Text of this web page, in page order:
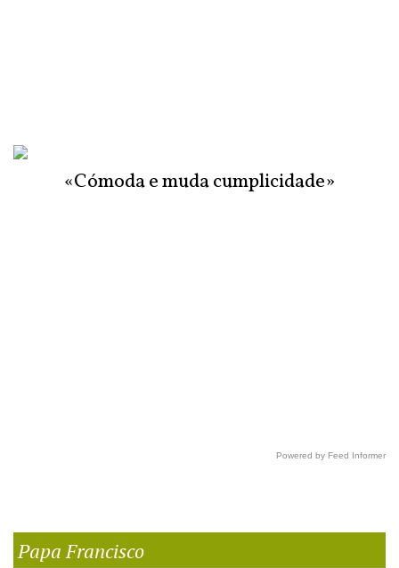
«Cómoda e muda cumplicidade»
Powered by Feed Informer
Papa Francisco